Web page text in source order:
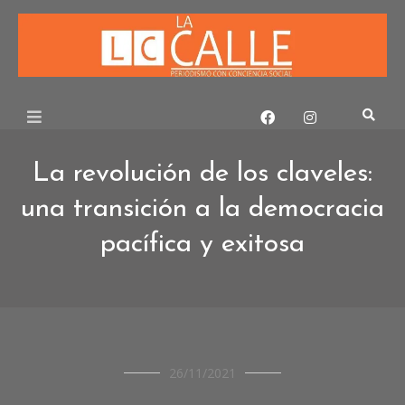
Skip
La revolución de los claveles:
una transición a la democracia
pacífica y exitosa
CRÓNICAS
26/11/2021